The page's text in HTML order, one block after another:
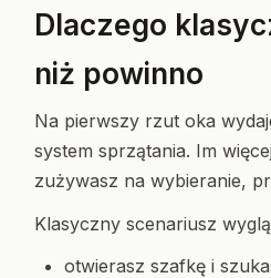
Dlaczego
niż powinno
Na pierwszy rzut oka
system sprzątania. Im
zużywasz na wybieranie,
Klasyczny scenariusz
otwierasz szafkę i